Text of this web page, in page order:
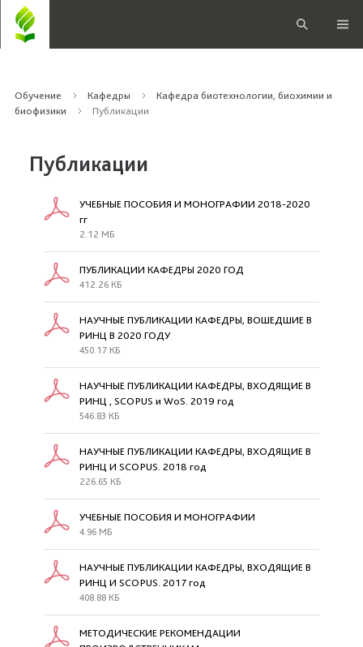
Обучение Кафедры
Кафедра биотехнологии, биохимии и
биофизики
Публикации
Публикации
УЧЕБНЫЕ ПОСОБИЯ И МОНОГРАФИИ 2018-2020
гг
2.12 МБ
ПУБЛИКАЦИИ КАФЕДРЫ 2020 ГОД
412.26 КБ
НАУЧНЫЕ ПУБЛИКАЦИИ КАФЕДРЫ, ВОШЕДШИЕ В
РИНЦ В 2020 ГОДУ
450.17 КБ
НАУЧНЫЕ ПУБЛИКАЦИИ КАФЕДРЫ, ВХОДЯЩИЕ В
РИНЦ , SCOPUS и WoS. 2019 год
546.83 КБ
НАУЧНЫЕ ПУБЛИКАЦИИ КАФЕДРЫ, ВХОДЯЩИЕ В
РИНЦ И SCOPUS. 2018 год
226.65 КБ
УЧЕБНЫЕ ПОСОБИЯ И МОНОГРАФИИ
4.96 МБ
НАУЧНЫЕ ПУБЛИКАЦИИ КАФЕДРЫ, ВХОДЯЩИЕ В
РИНЦ И SCOPUS. 2017 год
408.88 КБ
МЕТОДИЧЕСКИЕ РЕКОМЕНДАЦИИ